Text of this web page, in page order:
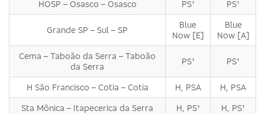
HOSP – Osasco – Osasco PS¹ PS¹
Grande SP – Sul – SP
Blue
Now [E]
Blue
Now [A]
Cema – Taboão da Serra – Taboão
da Serra
PS¹ PS¹
H São Francisco – Cotia – Cotia H, PSA H, PSA
Sta Mônica – Itapecerica da Serra H, PS¹ H, PS¹